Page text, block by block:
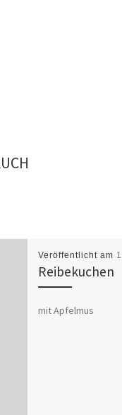
Veröffentlicht am
Reibekuchen
mit Apfelmus